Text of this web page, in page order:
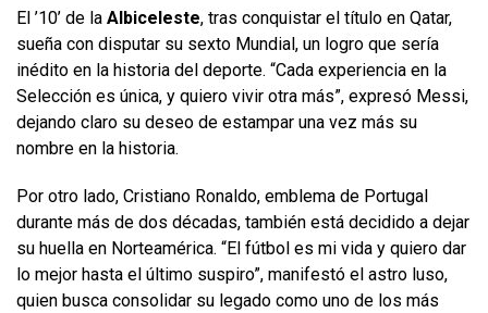
El ’10’ de la Albiceleste, tras conquistar el título en Qatar,
sueña con disputar su sexto Mundial, un logro que sería
inédito en la historia del deporte. “Cada experiencia en la
Selección es única, y quiero vivir otra más”, expresó Messi,
dejando claro su deseo de estampar una vez más su
nombre en la historia.
Por otro lado, Cristiano Ronaldo, emblema de Portugal
durante más de dos décadas, también está decidido a dejar
su huella en Norteamérica. “El fútbol es mi vida y quiero dar
lo mejor hasta el último suspiro”, manifestó el astro luso,
quien busca consolidar su legado como uno de los más